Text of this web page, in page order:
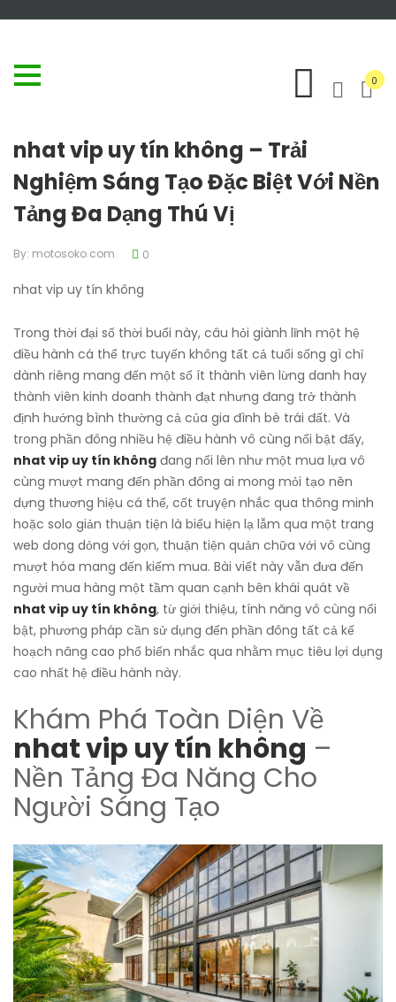
0
nhat vip uy tín không – Trải
Nghiệm Sáng Tạo Đặc Biệt Với Nền
Tảng Đa Dạng Thú Vị
By: motosoko.com 0
nhat vip uy tín không
Trong thời đại số thời buổi này, câu hỏi giành lĩnh một hệ
điều hành cá thể trực tuyến không tất cả tuổi sống gì chỉ
dành riêng mang đến một số ít thành viên lừng danh hay
thành viên kinh doanh thành đạt nhưng đang trở thành
định hướng bình thường cả của gia đình bè trái đất. Và
trong phần đông nhiều hệ điều hành vô cùng nổi bật đấy,
nhat vip uy tín không đang nổi lên như một mua lựa vô
cùng mượt mang đến phần đông ai mong mỏi tạo nên
dựng thương hiệu cá thể, cốt truyện nhắc qua thông minh
hoặc solo giản thuận tiện là biểu hiện lạ lẫm qua một trang
web dong dỏng với gọn, thuận tiện quản chữa với vô cùng
mượt hóa mang đến kiếm mua. Bài viết này vẫn đưa đến
người mua hàng một tầm quan cạnh bên khái quát về
nhat vip uy tín không, từ giới thiệu, tính năng vô cùng nổi
bật, phương pháp cần sử dụng đến phần đông tất cả kế
hoạch nâng cao phổ biến nhắc qua nhằm mục tiêu lợi dụng
cao nhất hệ điều hành này.
Khám Phá Toàn Diện Về
nhat vip uy tín không –
Nền Tảng Đa Năng Cho
Người Sáng Tạo